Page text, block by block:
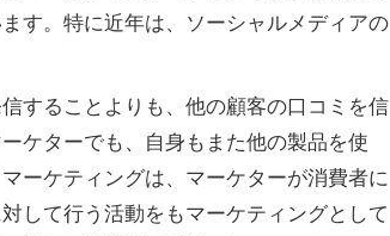
す。特に近年は、ソーシャルメディアの
することよりも、他の顧客の口コミを信
ケターでも、自身もまた他の製品を使
ーケティングは、マーケターが消費者に
して行う活動をもマーケティングとして